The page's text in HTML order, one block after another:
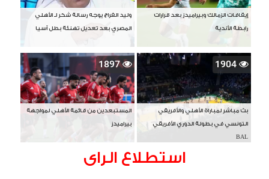
إيقافات الزمالك وبيراميدز بعد قرارات
رابطة الأندية
وليد الفراج يوجه رسالة شكر لـ الأهلي
المصري بعد تعديل تهنئة بطل آسيا
1904
بث مباشر لمباراة الأهلي والأفريقي
التونسي في بطولة الدوري الأفريقي
BAL
1897
المستبعدين من قائمة الأهلي لمواجهة
بيراميدز
استطلاع الراى